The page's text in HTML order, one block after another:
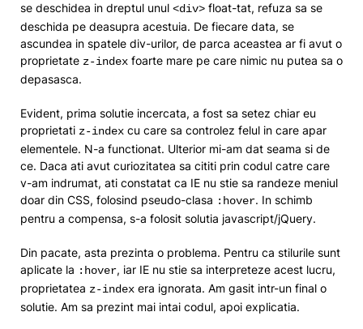
se deschidea in dreptul unul <div> float-tat, refuza sa se
deschida pe deasupra acestuia. De fiecare data, se
ascundea in spatele div-urilor, de parca aceastea ar fi avut o
proprietate z-index foarte mare pe care nimic nu putea sa o
depasasca.
Evident, prima solutie incercata, a fost sa setez chiar eu
proprietati z-index cu care sa controlez felul in care apar
elementele. N-a functionat. Ulterior mi-am dat seama si de
ce. Daca ati avut curiozitatea sa cititi prin codul catre care
v-am indrumat, ati constatat ca IE nu stie sa randeze meniul
doar din CSS, folosind pseudo-clasa :hover. In schimb
pentru a compensa, s-a folosit solutia javascript/jQuery.
Din pacate, asta prezinta o problema. Pentru ca stilurile sunt
aplicate la :hover, iar IE nu stie sa interpreteze acest lucru,
proprietatea z-index era ignorata. Am gasit intr-un final o
solutie. Am sa prezint mai intai codul, apoi explicatia.